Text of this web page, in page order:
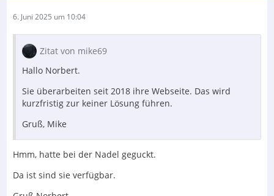
6. Juni 2025 um 10:04
Zitat von mike69
Hallo Norbert.
Sie überarbeiten seit 2018 ihre Webseite. Das wird
kurzfristig zur keiner Lösung führen.
Gruß, Mike
Hmm, hatte bei der Nadel geguckt.
Da ist sind sie verfügbar.